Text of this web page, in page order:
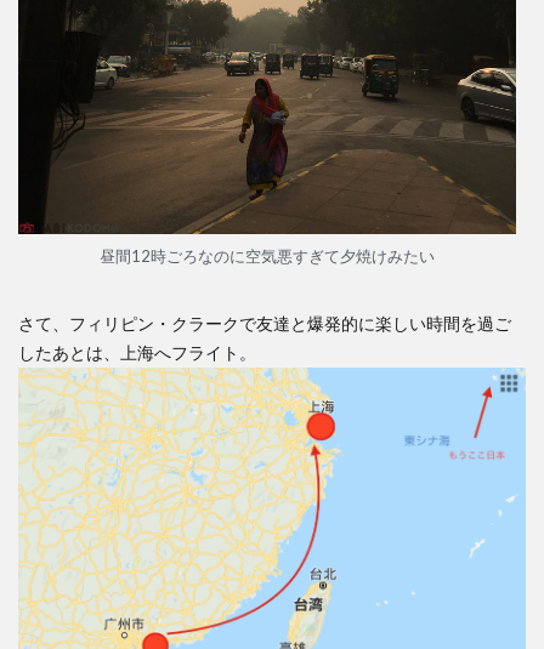
昼間12時ごろなのに空気悪すぎて夕焼けみたい
さて、フィリピン・クラークで友達と爆発的に楽しい時間を過ご
したあとは、上海へフライト。